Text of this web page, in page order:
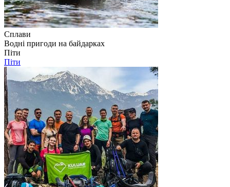
Сплави
Водні пригоди на байдарках
Піти
Піти